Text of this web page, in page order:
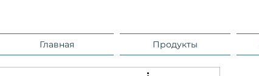
Главная Продукты